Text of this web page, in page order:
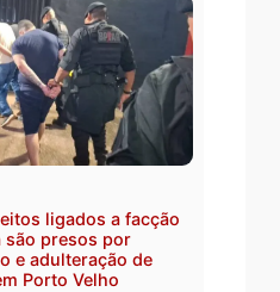
Policiais militares recuperam
moto furtada e prendem trio na
zona Leste